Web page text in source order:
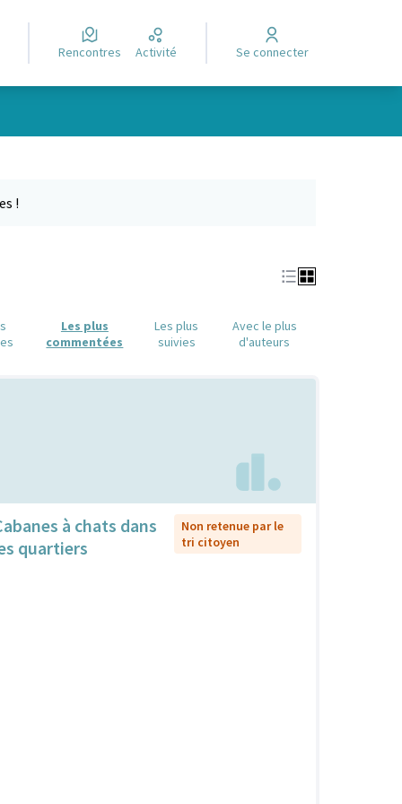
Rencontres Activité Se connecter
!
Les plus
commentées
Les plus
suivies
Avec le plus
d'auteurs
à chats dans
quartiers
Non retenue par le
tri citoyen